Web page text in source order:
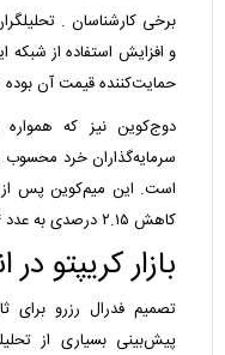
برخی کارشناسان .
و افزایش استفاده از شبکه
حمایت‌کننده قیمت آن
دوج‌کوین نیز که
سرمایه‌گذاران خرد
است. این میم‌کوین پس از
کاهش ۲.۱۵ درصدی به عدد ۰.۰۸۴ دلار رسیده است.
بازار کریپتو
تصمیم فدرال رزرو برای
پیش‌بینی بسیاری از